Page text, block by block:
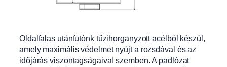
Oldalfalas utánfutónk tűzihorganyzott acélból készül,
amely maximális védelmet nyújt a rozsdával és az
időjárás viszontagságaival szemben. A padlózat